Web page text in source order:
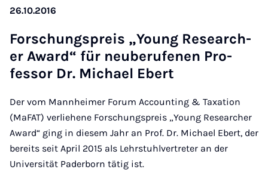
26.10.2016
Forschung­s­pre­is „Young Re­search­
er Award“ für neuberufen­en Pro­
fess­or Dr. Mi­chael Ebert
Der vom Mannheimer Forum Accounting & Taxation
(MaFAT) verliehene Forschungspreis „Young Researcher
Award“ ging in diesem Jahr an Prof. Dr. Michael Ebert, der
bereits seit April 2015 als Lehrstuhlvertreter an der
Universität Paderborn tätig ist.